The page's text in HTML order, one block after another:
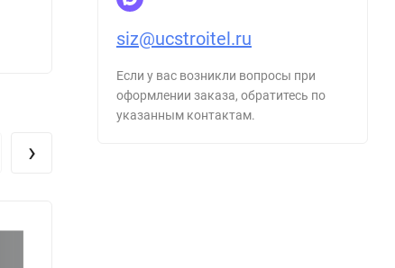
›
siz@ucstroitel.ru
Если у вас возникли вопросы при
оформлении заказа, обратитесь по
указанным контактам.